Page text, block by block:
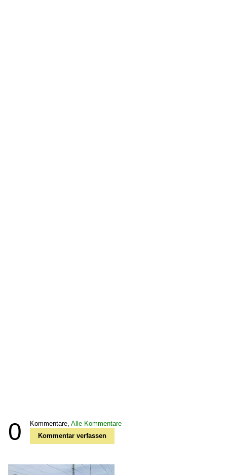
0 Kommentare, Alle Kommentare
Kommentar verfassen